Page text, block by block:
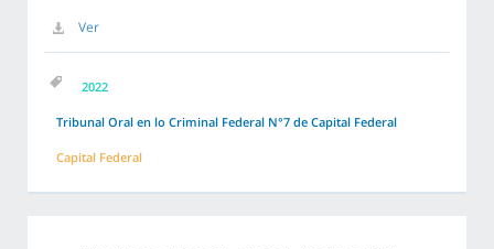
Ver
2022
Tribunal Oral en lo Criminal Federal N°7 de Capital Federal
Capital Federal